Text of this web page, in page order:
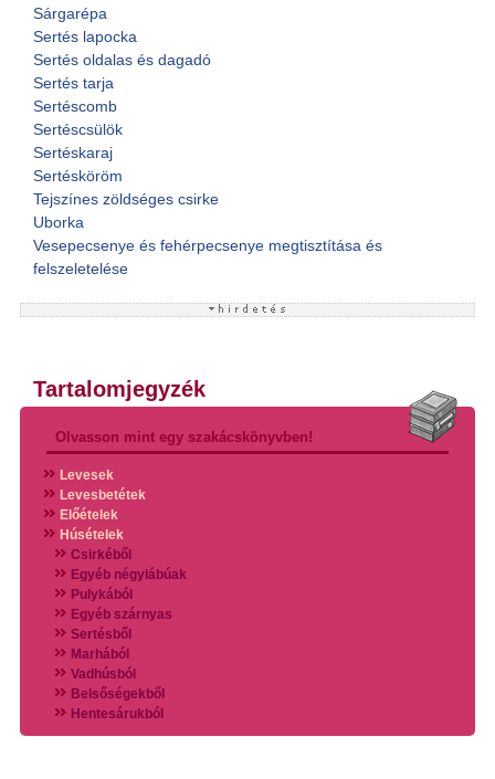
Sárgarépa
Sertés lapocka
Sertés oldalas és dagadó
Sertés tarja
Sertéscomb
Sertéscsülök
Sertéskaraj
Sertésköröm
Tejszínes zöldséges csirke
Uborka
Vesepecsenye és fehérpecsenye megtisztítása és
felszeletelése
Tartalomjegyzék
Olvasson mint egy szakácskönyvben!
Levesek
Levesbetétek
Előételek
Húsételek
Csirkéből
Egyéb négylábúak
Pulykából
Egyéb szárnyas
Sertésből
Marhából
Vadhúsból
Belsőségekből
Hentesárukból
Vadszárnyasokból